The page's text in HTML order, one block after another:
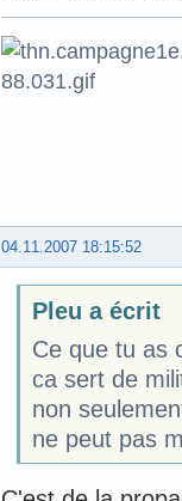
04.11.2007 18:15:52
Pleu a écrit
Ce que tu as
ca sert de
non
ne peut pas